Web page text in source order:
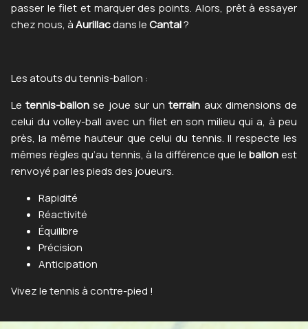
passer le filet et marquer des points. Alors, prêt à essayer
chez nous, àAurillacdans leCantal?
Les atouts du tennis-ballon :
Le tennis-ballon se joue sur unterrain aux dimensions de
celui du volley-ball avec un filet en son milieu qui a, à peu
près, la même hauteur que celui du tennis. Il respecte les
mêmes règles qu’au tennis, à la différence que leballonest
renvoyé par les pieds des joueurs.
Rapidité
Réactivité
Équilibre
Précision
Anticipation
Vivez le tennis à contre-pied !